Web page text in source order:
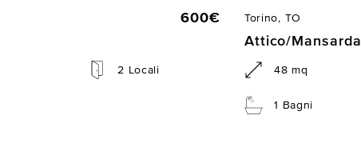
600€
2 Locali
Torino, TO
Attico/Mansarda
48 mq
1 Bagni